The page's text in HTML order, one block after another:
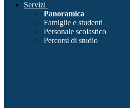
Servizi
Panoramica
Famiglie e studenti
Personale scolastico
Percorsi di studio